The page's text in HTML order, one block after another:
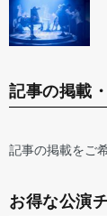
記事の掲載
記事の掲載をご
お得な公演